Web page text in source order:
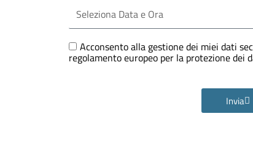
Data
e
GDPR
Acconsento alla gestione dei miei dati
regolamento europeo per la protezione dei
Invia